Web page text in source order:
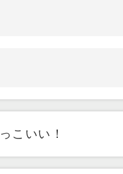
こいい！